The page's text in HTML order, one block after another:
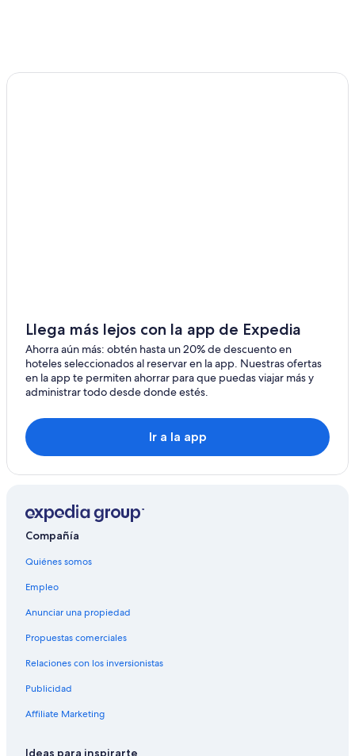
Llega más lejos con la app de Expedia
Ahorra aún más: obtén hasta un 20% de descuento en
hoteles seleccionados al reservar en la app. Nuestras ofertas
en la app te permiten ahorrar para que puedas viajar más y
administrar todo desde donde estés.
Ir a la app
Compañía
Quiénes somos
Empleo
Anunciar una propiedad
Propuestas comerciales
Relaciones con los inversionistas
Publicidad
Affiliate Marketing
Ideas para inspirarte